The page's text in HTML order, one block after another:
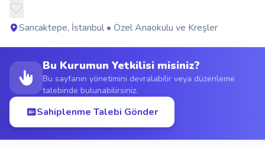
Şehirler
Duyurular
S.S.S.
Blog
Sancaktepe, İstanbul • Özel Anaokulu ve Kreşler
Bu Kurumun Yetkilisi misiniz?
Bu sayfanın yönetimini devralabilir veya düzenleme
talebinde bulunabilirsiniz.
Sahiplenme Talebi Gönder